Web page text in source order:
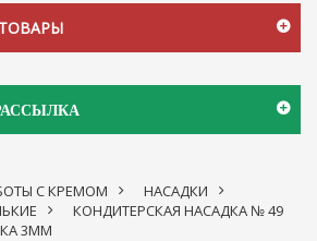
С КРЕМОМ >
НАСАДКИ
>
КОНДИТЕРСКАЯ НАСАДКА № 49
3ММ